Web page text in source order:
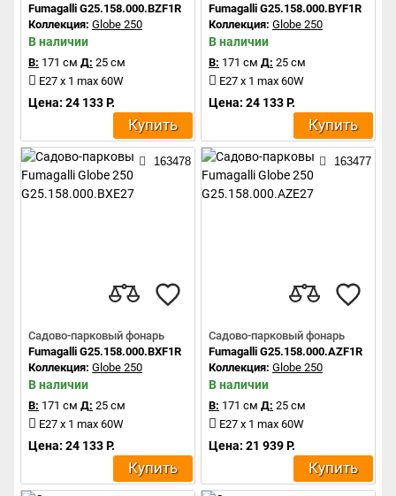
Fumagalli G25.158.000.BZF1R
Коллекция: Globe 250
В наличии
В: 171 см Д: 25 см
E27 x 1 max 60W
Цена: 24 133 Р.
Купить
Fumagalli G25.158.000.BYF1R
Коллекция: Globe 250
В наличии
В: 171 см Д: 25 см
E27 x 1 max 60W
Цена: 24 133 Р.
Купить
163478
Садово-парковый фонарь
Fumagalli G25.158.000.BXF1R
Коллекция: Globe 250
В наличии
В: 171 см Д: 25 см
E27 x 1 max 60W
Цена: 24 133 Р.
Купить
163477
Садово-парковый фонарь
Fumagalli G25.158.000.AZF1R
Коллекция: Globe 250
В наличии
В: 171 см Д: 25 см
E27 x 1 max 60W
Цена: 21 939 Р.
Купить